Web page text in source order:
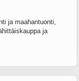
ja maahantuonti,
ja